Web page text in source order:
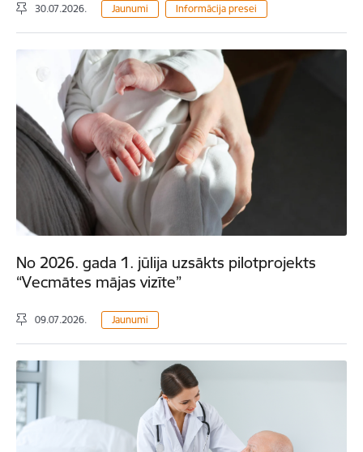
30.07.2026. Jaunumi Informācija presei
No 2026. gada 1. jūlija uzsākts pilotprojekts
“Vecmātes mājas vizīte”
09.07.2026. Jaunumi